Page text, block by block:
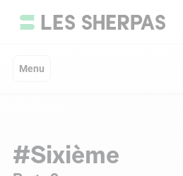
Menu
#Sixième